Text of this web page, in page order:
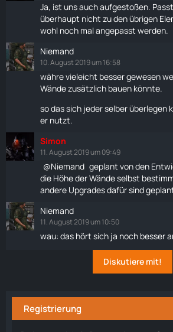
Ja, ist uns auch aufgestoßen.
überhaupt nicht zu den übrigen
wohl noch mal angepasst werden.
Niemand
10. August 2019 um 16:58
währe vieleicht besser gewesen
Wände zusätzlich bauen könnte.
so das sich jeder selber überlegen
er nutzt.
Simon
11. August 2019 um 09:49
Niemand geplant von den
die Höhe der Wände selbst
andere Upgrades dafür sind
Niemand
11. August 2019 um 10:50
wau: das hört sich ja noch besser
Diskutiere mit!
Registrierung